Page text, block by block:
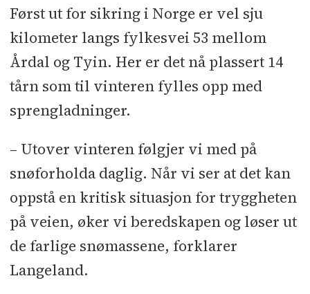
Først ut for sikring i Norge er vel sju
kilometer langs fylkesvei 53 mellom
Årdal og Tyin. Her er det nå plassert 14
tårn som til vinteren fylles opp med
sprengladninger.
– Utover vinteren følgjer vi med på
snøforholda daglig. Når vi ser at det kan
oppstå en kritisk situasjon for tryggheten
på veien, øker vi beredskapen og løser ut
de farlige snømassene, forklarer
Langeland.